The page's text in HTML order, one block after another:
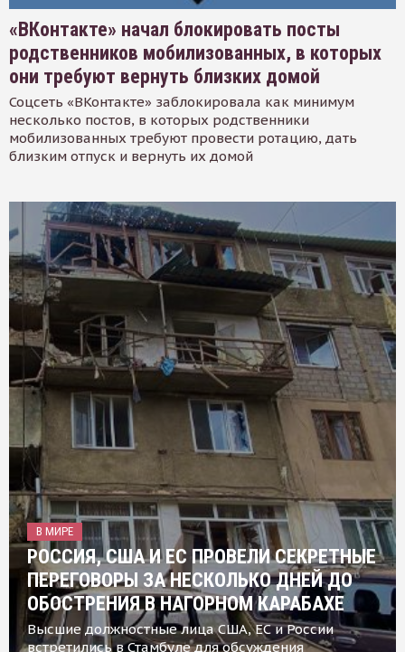
«ВКонтакте» начал блокировать посты
родственников мобилизованных, в которых
они требуют вернуть близких домой
Соцсеть «ВКонтакте» заблокировала как минимум
несколько постов, в которых родственники
мобилизованных требуют провести ротацию, дать
близким отпуск и вернуть их домой
В МИРЕ
РОССИЯ, США И ЕС ПРОВЕЛИ СЕКРЕТНЫЕ
ПЕРЕГОВОРЫ ЗА НЕСКОЛЬКО ДНЕЙ ДО
ОБОСТРЕНИЯ В НАГОРНОМ КАРАБАХЕ
Высшие должностные лица США, ЕС и России
встретились в Стамбуле для обсуждения